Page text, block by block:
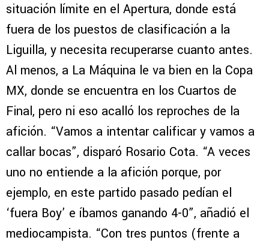
situación límite en el Apertura, donde está
fuera de los puestos de clasificación a la
Liguilla, y necesita recuperarse cuanto antes.
Al menos, a La Máquina le va bien en la Copa
MX, donde se encuentra en los Cuartos de
Final, pero ni eso acalló los reproches de la
afición. “Vamos a intentar calificar y vamos a
callar bocas”, disparó Rosario Cota. “A veces
uno no entiende a la afición porque, por
ejemplo, en este partido pasado pedían el
‘fuera Boy’ e íbamos ganando 4-0”, añadió el
mediocampista. “Con tres puntos (frente a